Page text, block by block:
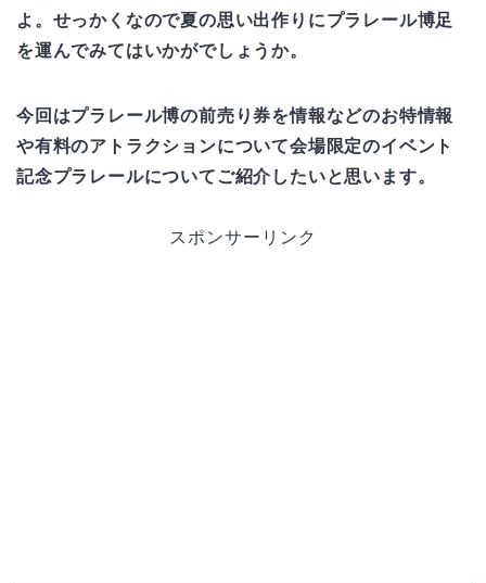
よ。せっかくなので夏の思い出作りにプラレール博足
を運んでみてはいかがでしょうか。
今回はプラレール博の前売り券を情報などのお特情報
や有料のアトラクションについて会場限定のイベント
記念プラレールについてご紹介したいと思います。
スポンサーリンク